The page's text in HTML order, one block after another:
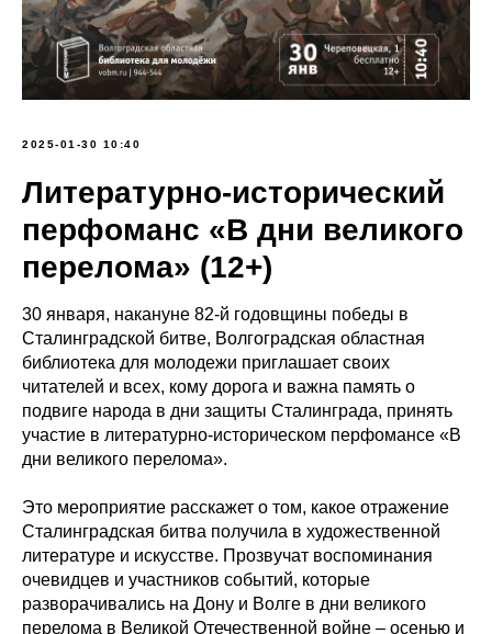
2025-01-30 10:40
Литературно-исторический
перфоманс «В дни великого
перелома» (12+)
30 января, накануне 82-й годовщины победы в
Сталинградской битве, Волгоградская областная
библиотека для молодежи приглашает своих
читателей и всех, кому дорога и важна память о
подвиге народа в дни защиты Сталинграда, принять
участие в литературно-историческом перфомансе «В
дни великого перелома».
Это мероприятие расскажет о том, какое отражение
Сталинградская битва получила в художественной
литературе и искусстве. Прозвучат воспоминания
очевидцев и участников событий, которые
разворачивались на Дону и Волге в дни великого
перелома в Великой Отечественной войне – осенью и